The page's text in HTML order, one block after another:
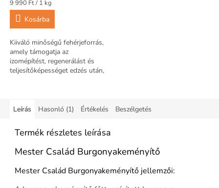
Egységár:
9 990 Ft / 1 kg
Kosárba
Kiiváló minőségű fehérjeforrás,
amely támogatja az
izomépítést, regenerálást és
teljesítőképességet edzés után,
Leírás Hasonló (1) Értékelés Beszélgetés
Termék részletes leírása
Mester Család Burgonyakeményítő
Mester Család Burgonyakeményítő jellemzői: